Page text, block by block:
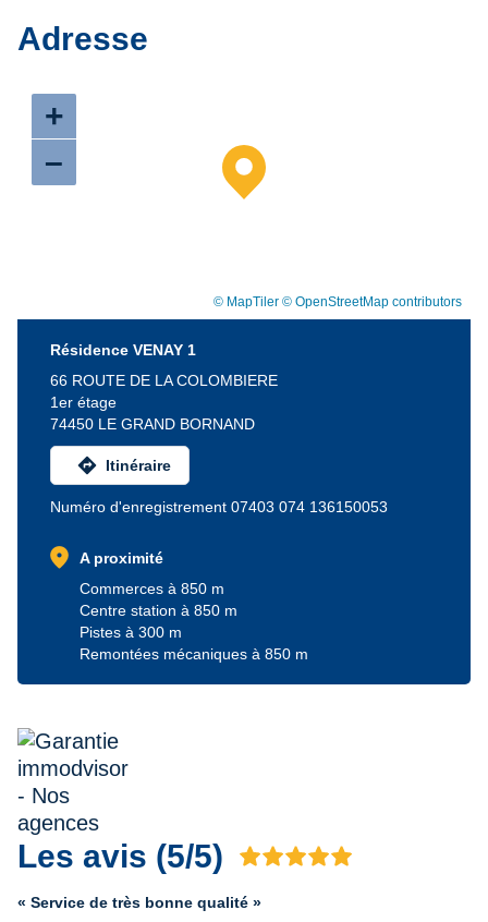
Adresse
+
–
© MapTiler © OpenStreetMap contributors
Résidence VENAY 1
66 ROUTE DE LA COLOMBIERE
1er étage
74450 LE GRAND BORNAND
directions Itinéraire
Numéro d'enregistrement 07403 074 136150053
location_on
A proximité
Commerces à 850 m
Centre station à 850 m
Pistes à 300 m
Remontées mécaniques à 850 m
Les avis (5/5) Avis 5 sur 5
« Service de très bonne qualité »